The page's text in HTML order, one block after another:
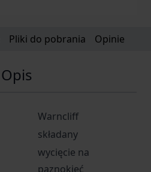
Pliki do pobrania Opinie
Opis
Warncliff
składany
wycięcie na
paznokieć